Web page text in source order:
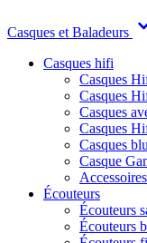
Casques et Baladeurs
Casques hifi
Casques
Casques
Casques
Casques
Casques
Casque
Écouteurs
Écouteurs
Écouteurs